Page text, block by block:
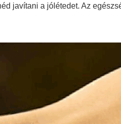
javítani a jólétedet. Az